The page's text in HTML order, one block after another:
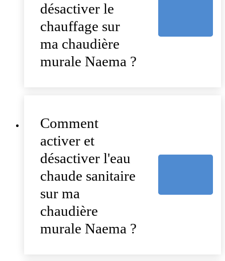
désactiver le
chauffage sur
ma chaudière
murale Naema ?
Comment
activer et
désactiver l'eau
chaude sanitaire
sur ma
chaudière
murale Naema ?